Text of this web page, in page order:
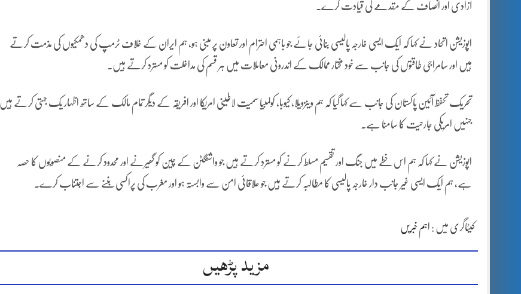
آزادی اور انصاف کے مقدمے کی قیادت کرے۔
اپوزیشن اتحاد نے کہا کہ ایک ایسی خارجہ پالیسی بنائی جائے جو باہمی احترام اور تعاون پر مبنی ہو، ہم ایران کے خلاف ٹرمپ کی دھمکیوں کی مذمت کرتے
ہیں اور سامراجی طاقتوں کی جانب سے خود مختار ممالک کے اندرونی معاملات میں ہر قسم کی مداخلت کو مسترد کرتے ہیں۔
تحریک تحفظ آئین پاکستان کی جانب سے کہا گیا کہ ہم وینزویلا، کیوبا، کولمبیا سمیت لاطینی امریکا اور افریقہ کے دیگر تمام مالک کے ساتھ اظہار یک جہتی کرتے ہیں
جنہیں امریکی جارحیت کا سامنا ہے۔
اپوزیشن نے کہا کہ ہم اس خطے میں جنگ اور تقسیم مسلط کرنے کو مسترد کرتے ہیں جو واشنگٹن کے چین کو گھیرنے اور محدود کرنے کے منصوبوں کا حصہ
ہے، ہم ایک ایسی غیر جانب دار خارجہ پالیسی کا مطالبہ کرتے ہیں جو علاقائی امن سے وابستہ ہو اور مغرب کی پراکسی بننے سے اجتناب کرے۔
کیٹاگری میں : اہم خبریں
مزید پڑھیں